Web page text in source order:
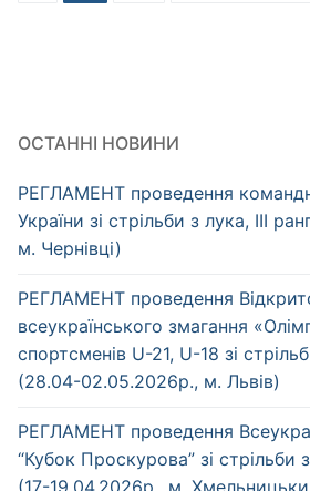
ОСТАННІ НОВИНИ
РЕГЛАМЕНТ проведення
України зі стрільби з лука, ІІІ
м. Чернівці)
РЕГЛАМЕНТ проведення
всеукраїнського змагання
спортсменів U-21, U-18 зі
(28.04-02.05.2026р., м. Львів)
РЕГЛАМЕНТ проведення
“Кубок Проскурова” зі стрільби з